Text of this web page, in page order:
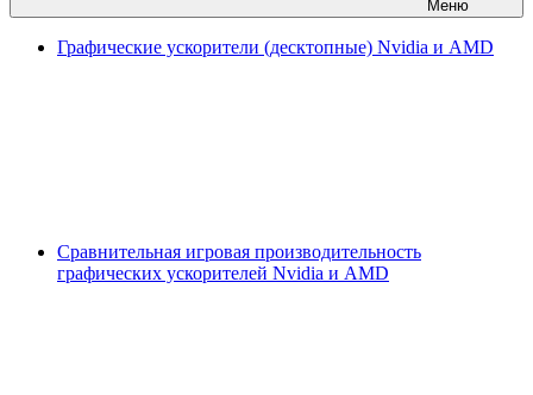
Меню
Графические ускорители (десктопные) Nvidia и AMD
Сравнительная игровая производительность
графических ускорителей Nvidia и AMD